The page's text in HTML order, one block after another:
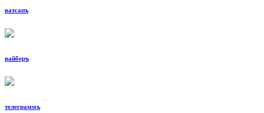
ватсапъ
вайберъ
телеграммъ